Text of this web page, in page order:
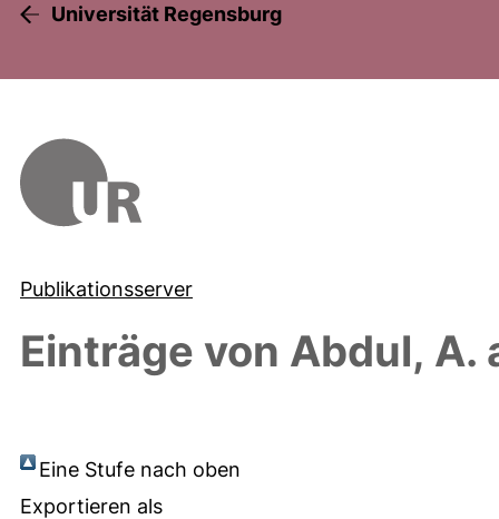
Universität Regensburg
Publikationsserver
Einträge von Abdul, A.
Eine Stufe nach oben
Exportieren als